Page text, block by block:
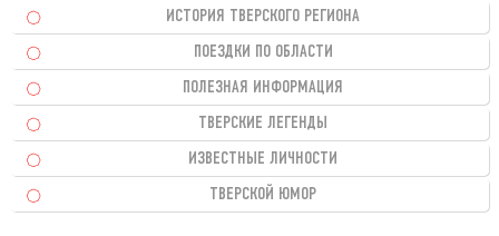
ИСТОРИЯ ТВЕРСКОГО РЕГИОНА
ПОЕЗДКИ ПО ОБЛАСТИ
ПОЛЕЗНАЯ ИНФОРМАЦИЯ
ТВЕРСКИЕ ЛЕГЕНДЫ
ИЗВЕСТНЫЕ ЛИЧНОСТИ
ТВЕРСКОЙ ЮМОР